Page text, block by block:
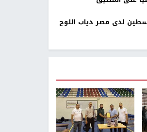
لدى مصر دياب اللوح